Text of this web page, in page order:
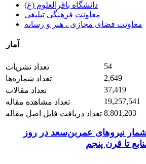
دانشگاه باقرالعلوم (ع)
معاونت فرهنگی تبلیغی
معاونت فضای مجازی ، هنر و رسانه
آمار
تعداد نشریات
54
تعداد شماره‌ها
2,649
تعداد مقالات
37,419
تعداد مشاهده مقاله
19,257,541
تعداد دریافت فایل اصل مقاله 8,801,203
نیروهای عمربن‌سعد در روز
تا قرن پنجم